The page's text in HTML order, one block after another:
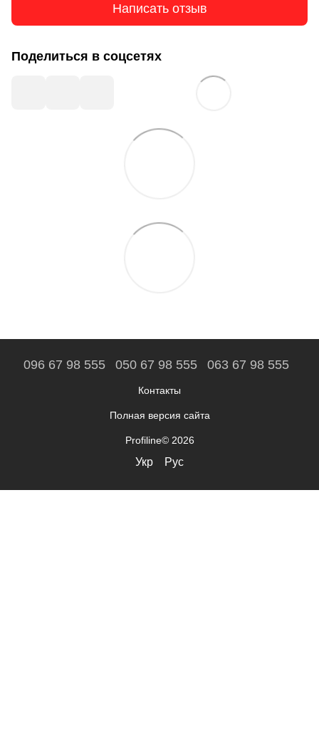
Написать отзыв
Поделиться в соцсетях
096 67 98 555 050 67 98 555 063 67 98 555
Контакты
Полная версия сайта
Profiline© 2026
Укр Рус